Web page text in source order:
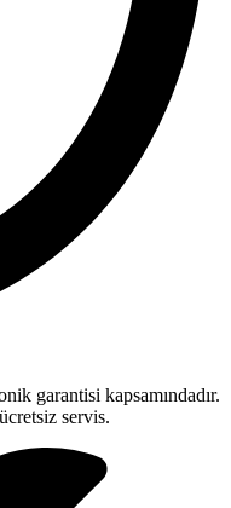
garantisi kapsamındadır.
servis.